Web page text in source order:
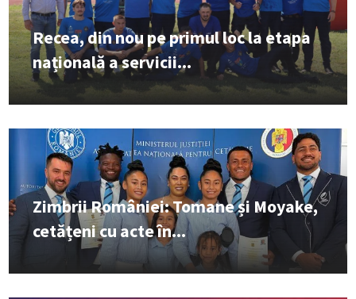
Recea, din nou pe primul loc la etapa
națională a servicii...
Zimbrii României: Tomane și Moyake,
cetățeni cu acte în...